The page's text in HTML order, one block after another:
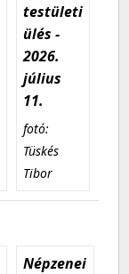
testületi
ülés -
2026.
július
11.
fotó:
Tüskés
Tibor
Népzenei